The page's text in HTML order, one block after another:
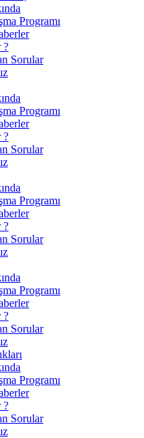
Programı
?
Sorular
Programı
?
Sorular
Programı
?
Sorular
Programı
?
Sorular
Programı
?
Sorular